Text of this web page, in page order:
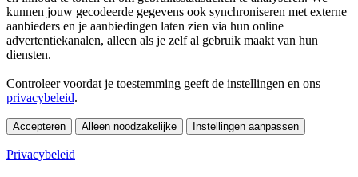
kunnen jouw gecodeerde gegevens ook synchroniseren met externe
aanbieders en je aanbiedingen laten zien via hun online
advertentiekanalen, alleen als je zelf al gebruik maakt van hun
diensten.
Controleer voordat je toestemming geeft de instellingen en ons
privacybeleid.
Accepteren Alleen noodzakelijke Instellingen aanpassen
Privacybeleid